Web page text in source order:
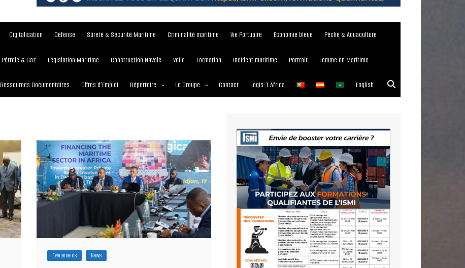
Digitalisation Défense Sûreté & Sécurité Maritime Criminalité maritime Vie Portuaire Economie bleue Pêche & Aquaculture
Pétrole & Gaz Législation Maritime Construction Navale Voile Formation Incident maritime Portrait Femme en Maritime
Ressources Documentaires Offres d’Emploi Répertoire
Journées
Ports
Entreprises maritimes
Le Groupe
Nos Magazines
Communiqué de presse
Media Partner 2019 – 2023
Maritimafrica Awards
Contact Logis-T Africa English
Evénements News